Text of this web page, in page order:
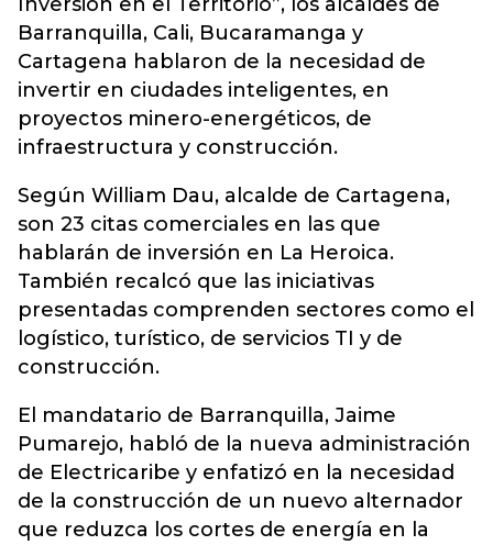
Barranquilla, Cali, Bucaramanga y
Cartagena hablaron de la necesidad de
invertir en ciudades inteligentes, en
proyectos minero-energéticos, de
infraestructura y construcción.
Según William Dau, alcalde de Cartagena,
son 23 citas comerciales en las que
hablarán de inversión en La Heroica.
También recalcó que las iniciativas
presentadas comprenden sectores como el
logístico, turístico, de servicios TI y de
construcción.
El mandatario de Barranquilla, Jaime
Pumarejo, habló de la nueva administración
de Electricaribe y enfatizó en la necesidad
de la construcción de un nuevo alternador
que reduzca los cortes de energía en la